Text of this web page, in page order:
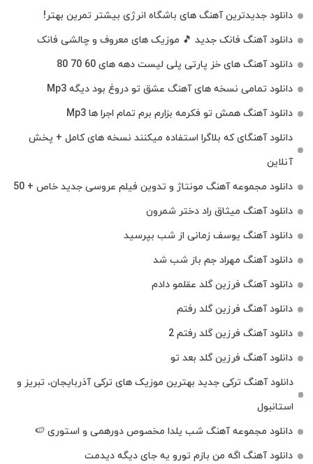
دانلود جدیدترین آهنگ‌ های باشگاه انرژی بیشتر تمرین بهتر!
دانلود آهنگ فانک جدید 🎵 موزیک‌ های معروف و چالشی فانک
دانلود آهنگ های خز پارتی پلی لیست دهه های 60 70 80
دانلود تمامی نسخه های آهنگ عشق تو دروغ بود دیگه Mp3
دانلود آهنگ همش تو فکرمه بزارم برم تمام اجرا ها Mp3
دانلود آهنگای که بلاگرا استفاده میکنند نسخه های کامل + پخش
آنلاین
دانلود مجموعه آهنگ مونتاژ و تدوین فیلم عروسی جدید خاص + 50
دانلود آهنگ میثاق راد دختر شمرون
دانلود آهنگ یوسف زمانی از شب بپرسید
دانلود آهنگ مهراد جم باز شب شد
دانلود آهنگ فرزین گلد عقلمو دادم
دانلود آهنگ فرزین گلد رفتم
دانلود آهنگ فرزین گلد رفتم 2
دانلود آهنگ فرزین گلد بعد تو
دانلود آهنگ ترکی جدید بهترین موزیک‌ های ترکی آذربایجان، تبریز و
استانبول
دانلود مجموعه آهنگ شب یلدا مخصوص دورهمی و استوری 🍉
دانلود آهنگ اگه من بازم تورو یه جای دیگه دیدمت